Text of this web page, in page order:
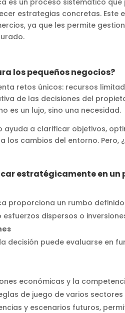
estrategias concretas. Este
ya que les permite
los pequeños negocios?
retos únicos: recursos
de las decisiones del
es un lujo, sino una necesidad.
ayuda a clarificar objetivos,
los cambios del entorno. Pero,
estratégicamente en un
proporciona un rumbo
dispersos o
decisión puede evaluarse en
económicas y la
de juego de varios
y escenarios futuros,